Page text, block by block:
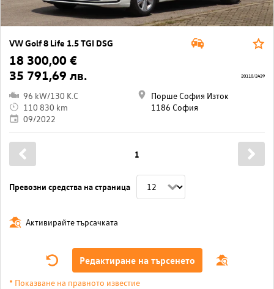
VW Golf 8 Life 1.5 TGI DSG
18 300,00 €
35 791,69 лв.
96 kW/130 K.C
110 830 km
09/2022
Порше София Изток
1186 София
20110/2439
Превозни средства на страница
1
Активирайте търсачката
Редактиране на търсенето
* Показване на правното известие